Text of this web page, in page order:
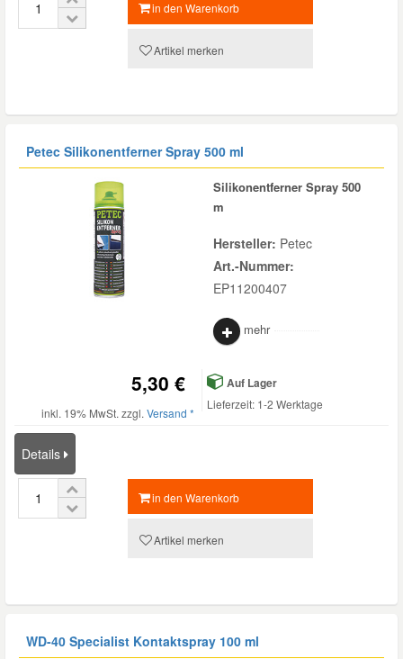
in den Warenkorb
Artikel merken
Petec Silikonentferner Spray 500 ml
Silikonentferner Spray 500
m
Hersteller: Petec
Art.-Nummer:
EP11200407
mehr
5,30 €
inkl. 19% MwSt. zzgl. Versand *
Auf Lager
Lieferzeit: 1-2 Werktage
Details
in den Warenkorb
Artikel merken
WD-40 Specialist Kontaktspray 100 ml
Vauxhall Ersatzteile